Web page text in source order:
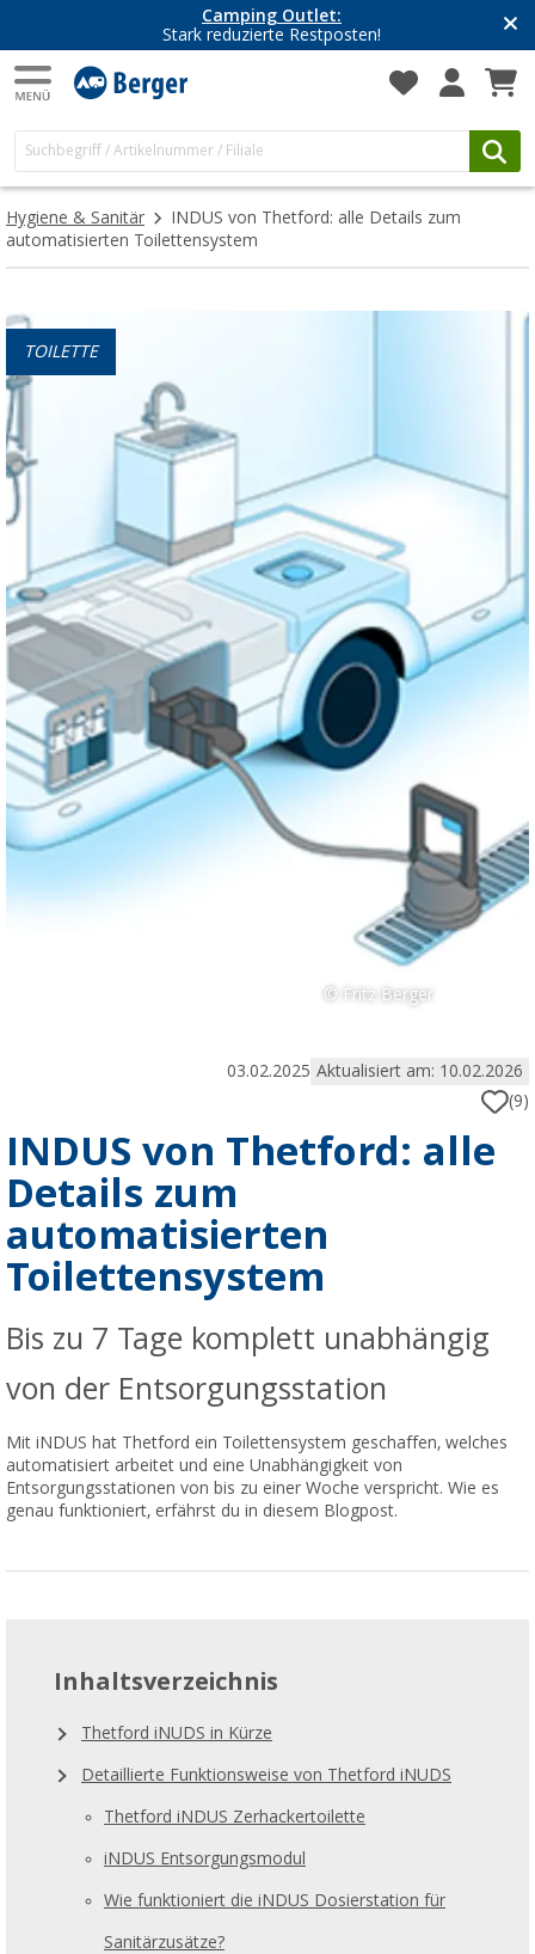
Camping Outlet:
Stark reduzierte Restposten!
Hygiene & Sanitär
INDUS von Thetford: alle Details zum
automatisierten Toilettensystem
TOILETTE
© Fritz Berger
03.02.2025 Aktualisiert am: 10.02.2026
(9)
INDUS von Thetford: alle
Details zum
automatisierten
Toilettensystem
Bis zu 7 Tage komplett unabhängig
von der Entsorgungsstation
Mit iNDUS hat Thetford ein Toilettensystem geschaffen, welches
automatisiert arbeitet und eine Unabhängigkeit von
Entsorgungsstationen von bis zu einer Woche verspricht. Wie es
genau funktioniert, erfährst du in diesem Blogpost.
Inhaltsverzeichnis
Thetford iNUDS in Kürze
Detaillierte Funktionsweise von Thetford iNUDS
Thetford iNDUS Zerhackertoilette
iNDUS Entsorgungsmodul
Wie funktioniert die iNDUS Dosierstation für
Sanitärzusätze?